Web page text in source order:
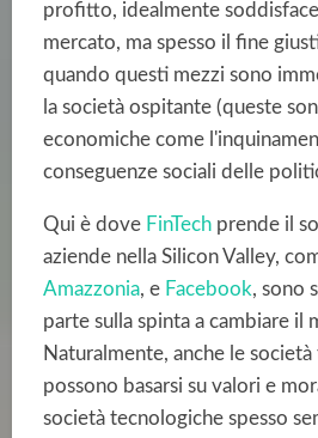
profitto, idealmente
mercato, ma spesso il fine
quando questi mezzi sono
la società ospitante (queste
economiche come
conseguenze sociali delle
Qui è dove FinTechprende il
aziende nella Silicon Valley,
Amazzonia, e Facebook, sono
parte sulla spinta a cambiare il
Naturalmente, anche le
possono basarsi su valori e
società tecnologiche spesso